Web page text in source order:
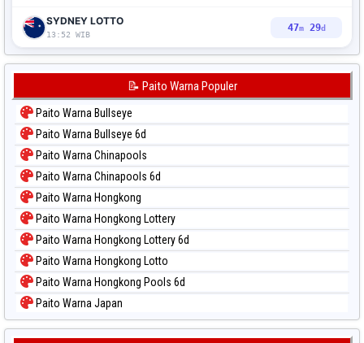
SYDNEY LOTTO
13:52 WIB
47m28d
📝 Paito Warna Populer
Paito Warna Bullseye
Paito Warna Bullseye 6d
Paito Warna Chinapools
Paito Warna Chinapools 6d
Paito Warna Hongkong
Paito Warna Hongkong Lottery
Paito Warna Hongkong Lottery 6d
Paito Warna Hongkong Lotto
Paito Warna Hongkong Pools 6d
Paito Warna Japan
Paito Warna Japan 6d